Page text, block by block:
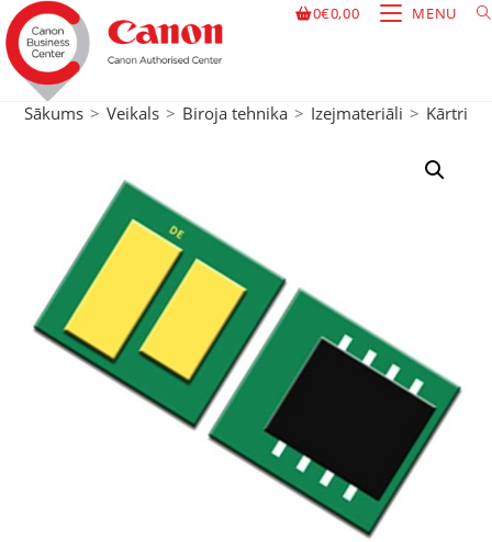
0€0,00 MENU
Sākums > Veikals > Biroja tehnika > Izejmateriāli > Kārtridži